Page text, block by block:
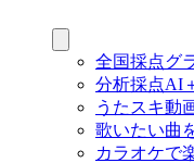
全国採点グ
分析採点AI
うたスキ動
歌いたい曲
カラオケで